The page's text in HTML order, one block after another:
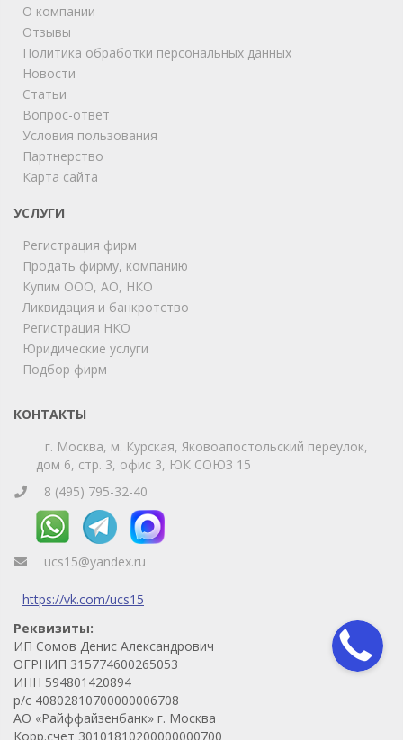
О компании
Отзывы
Политика обработки персональных данных
Новости
Статьи
Вопрос-ответ
Условия пользования
Партнерство
Карта сайта
УСЛУГИ
Регистрация фирм
Продать фирму, компанию
Купим ООО, АО, НКО
Ликвидация и банкротство
Регистрация НКО
Юридические услуги
Подбор фирм
КОНТАКТЫ
г. Москва, м. Курская, Яковоапостольский переулок,
дом 6, стр. 3, офис 3, ЮК СОЮЗ 15
8 (495) 795-32-40
ucs15@yandex.ru
https://vk.com/ucs15
Реквизиты:
ИП Сомов Денис Александрович
ОГРНИП 315774600265053
ИНН 594801420894
р/с 40802810700000006708
АО «Райффайзенбанк» г. Москва
Корр.счет 30101810200000000700
ChatApp
online
Мы на связи!
Позвоните нам или свяжитесь с нами через любой
удобный мессенджер!
Telegram
Телефон